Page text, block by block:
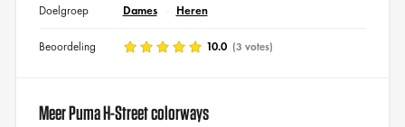
Doelgroep Dames Heren
Beoordeling 10.0 (3 votes)
Meer Puma H-Street colorways